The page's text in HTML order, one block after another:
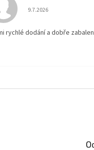
Hodnocení obchodu je
9.7.2026
rychlé dodání a dobře